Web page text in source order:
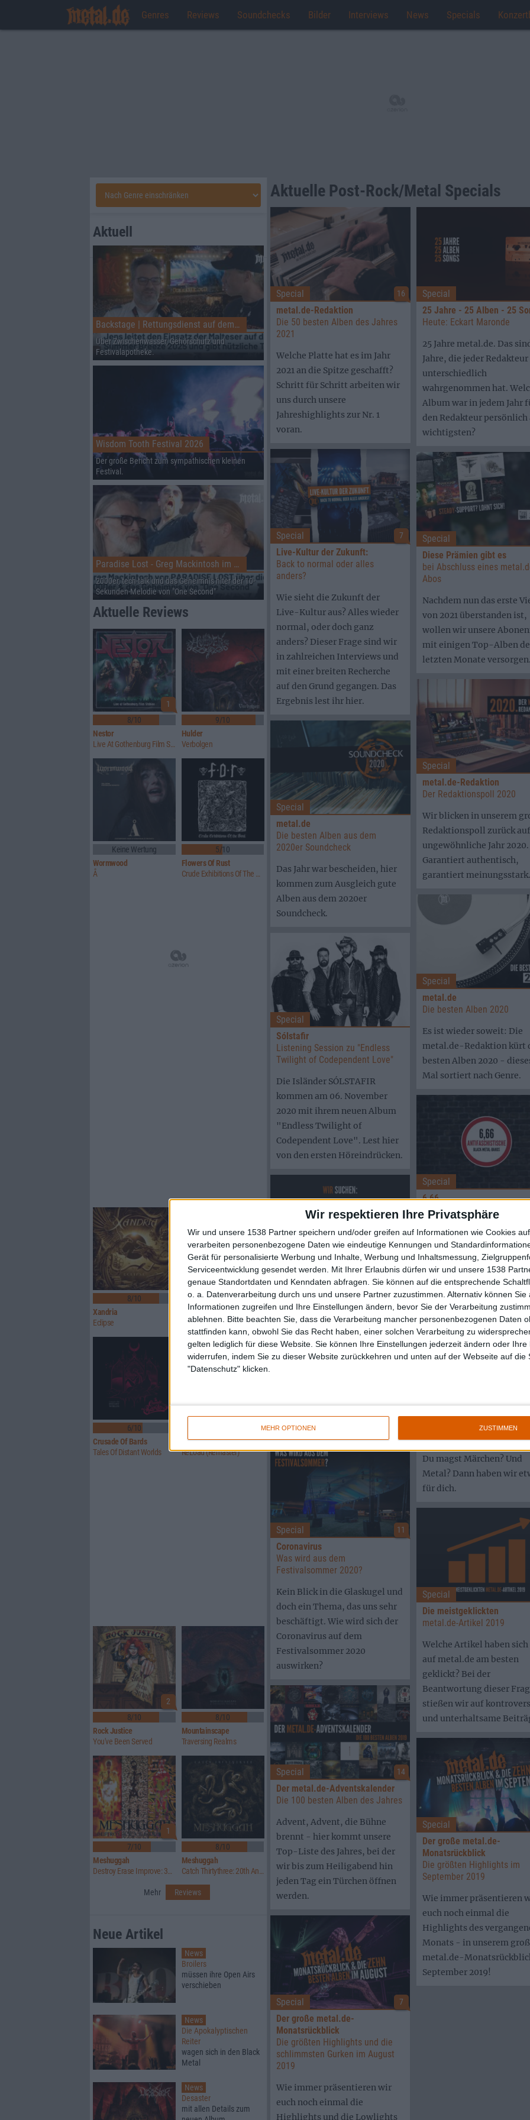
Wir respektieren Ihre Privatsphäre
Wir und unsere 1538 Partner speichern und/oder greifen auf Informationen wie Cookies
verarbeiten personenbezogene Daten wie eindeutige Kennungen und
Gerät für personalisierte Werbung und Inhalte, Werbung und Inhaltsmessung,
Serviceentwicklung gesendet werden.
Mit Ihrer Erlaubnis dürfen wir und unsere 1538
genaue Standortdaten und Kenndaten abfragen. Sie können auf die entsprechende
o. a. Datenverarbeitung durch uns und unsere Partner zuzustimmen. Alternativ können Sie
Informationen zugreifen und Ihre Einstellungen ändern, bevor Sie der Verarbeitung
ablehnen.
Bitte beachten Sie, dass die Verarbeitung mancher personenbezogenen Daten
stattfinden kann, obwohl Sie das Recht haben, einer solchen Verarbeitung zu
gelten lediglich für diese Website. Sie können Ihre Einstellungen jederzeit ändern oder Ihre
widerrufen, indem Sie zu dieser Website zurückkehren und unten auf der Webseite auf die
"Datenschutz" klicken.
MEHR OPTIONEN ZUSTIMMEN
Genres Reviews Soundchecks Bilder Interviews News Specials
Aktuelle Post-Rock/Metal Specials
Special
metal.de-Redaktion
Die 50 besten Alben des Jahres
2021
Welche Platte hat es im Jahr
2021 an die Spitze geschafft?
Schritt für Schritt arbeiten wir
uns durch unsere
Jahreshighlights zur Nr. 1
voran.
16
Special
25 Jahre - 25 Alben - 25
Heute: Eckart Maronde
25 Jahre metal.de. Das
Jahre, die jeder Redakteur
unterschiedlich
wahrgenommen hat.
Album war in jedem Jahr
den Redakteur persönlich
wichtigsten?
Special
Live-Kultur der Zukunft:
Back to normal oder alles
anders?
Wie sieht die Zukunft der
Live-Kultur aus? Alles wieder
normal, oder doch ganz
anders? Dieser Frage sind wir
in zahlreichen Interviews und
mit einer breiten Recherche
auf den Grund gegangen. Das
Ergebnis lest ihr hier.
7
Special
Diese Prämien gibt es
bei Abschluss eines
Abos
Nachdem nun das erste
von 2021 überstanden ist,
wollen wir unsere
mit einigen Top-Alben
letzten Monate versorgen.
Special
metal.de-Redaktion
Der Redaktionspoll 2020
Wir blicken in unserem
Redaktionspoll zurück
ungewöhnliche Jahr 2020.
Garantiert authentisch,
garantiert meinungsstark.
Special
metal.de
Die besten Alben aus dem
2020er Soundcheck
Das Jahr war bescheiden, hier
kommen zum Ausgleich gute
Alben aus dem 2020er
Soundcheck.
Special
metal.de
Die besten Alben 2020
Es ist wieder soweit: Die
metal.de-Redaktion kürt
besten Alben 2020 -
Mal sortiert nach Genre.
Special
Sólstafir
Listening Session zu "Endless
Twilight of Codependent Love"
Die Isländer SÓLSTAFIR
kommen am 06. November
2020 mit ihrem neuen Album
"Endless Twilight of
Codependent Love". Lest hier
von den ersten Höreindrücken.
Special
6,66
Antifaschistische Black-
Bands
Ohne Regeln oder
der Tradition mischen
mehr Bands den Black-
von links auf. metal.de
euch ein paar von ihnen
News
metal.de sucht...
Eine/n Redakteur/in mit dem
Schwerpunkt auf dem
Themengebiet Symphonic Metal
Du kennst den Unterschied
zwischen Power und
Aufmerksamkeit geweckt
haben.
Special
Ein Metalmärchen
Im Reich der Musik
Du magst Märchen? Und
Metal? Dann haben wir
für dich.
Special
Coronavirus
Was wird aus dem
Festivalsommer 2020?
Kein Blick in die Glaskugel und
doch ein Thema, das uns sehr
beschäftigt. Wie wird sich der
Coronavirus auf dem
Festivalsommer 2020
auswirken?
11
Special
Die meistgeklickten
metal.de-Artikel 2019
Welche Artikel haben sich
auf metal.de am besten
geklickt? Bei der
Beantwortung dieser
stießen wir auf
und unterhaltsame
Special
Der metal.de-Adventskalender
Die 100 besten Alben des Jahres
Advent, Advent, die Bühne
brennt - hier kommt unsere
Top-Liste des Jahres, bei der
wir bis zum Heiligabend hin
jeden Tag ein Türchen öffnen
werden.
14
Special
Der große metal.de-
Monatsrückblick
Die größten Highlights im
September 2019
Wie immer präsentieren
euch noch einmal die
Highlights des
Monats - in unserem
metal.de-
September 2019!
Special
Der große metal.de-
Monatsrückblick
Die größten Highlights und die
schlimmsten Gurken im August
2019
Wie immer präsentieren wir
euch noch einmal die
Highlights und die Lowlights
7
Aktuell
Backstage | Rettungsdienst auf dem Summer Breeze
Über Zwischenwasser, Gehörschutz und
Festivalapotheke.
Wisdom Tooth Festival 2026
Der große Bericht zum sympathischen kleinen
Festival.
Paradise Lost - Greg Mackintosh im Interview auf dem RHZ
2000er, tech-talk und das Geheimnis hiter der 10-
Sekunden-Melodie von "One Second"
Aktuelle Reviews
1
8/10
Nestor
Live At Gothenburg Film Studios
9/10
Hulder
Verbolgen
Keine Wertung
Wormwood
Å
5/10
Flowers Of Rust
Crude Exhibitions Of The Soul
8/10
Xandria
Eclipse
1
8/10
Sinner
Boom Bang Goodbye
6/10
Crusade Of Bards
Tales Of Distant Worlds
Metallica
ReLoad (Remaster)
2
8/10
Rock Justice
You've Been Served
8/10
Mountainscape
Traversing Realms
1
7/10
Meshuggah
Destroy Erase Improve: 30th Anniversary Edition
8/10
Meshuggah
Catch Thirtythree: 20th Anniversary Edition
Mehr Reviews
Neue Artikel
News
Broilers
müssen ihre Open Airs
verschieben
News
Die Apokalyptischen
Reiter
wagen sich in den Black
Metal
News
Desaster
mit allen Details zum